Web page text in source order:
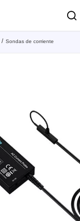
Sondas de corriente